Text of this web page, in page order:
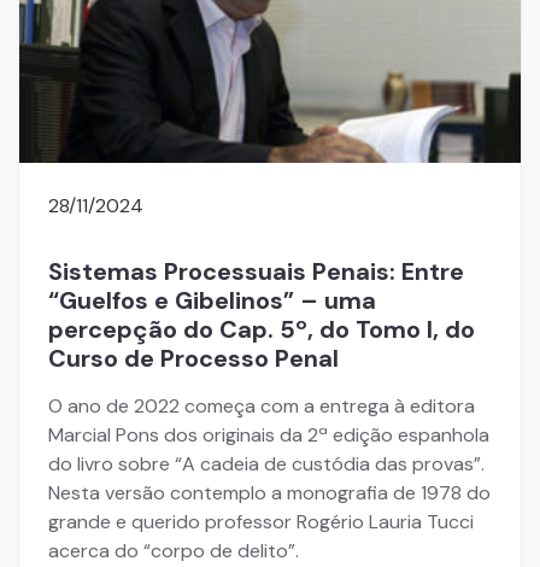
28/11/2024
Sistemas Processuais Penais: Entre
“Guelfos e Gibelinos” – uma
percepção do Cap. 5º, do Tomo I, do
Curso de Processo Penal
O ano de 2022 começa com a entrega à editora
Marcial Pons dos originais da 2ª edição espanhola
do livro sobre “A cadeia de custódia das provas”.
Nesta versão contemplo a monografia de 1978 do
grande e querido professor Rogério Lauria Tucci
acerca do “corpo de delito”.